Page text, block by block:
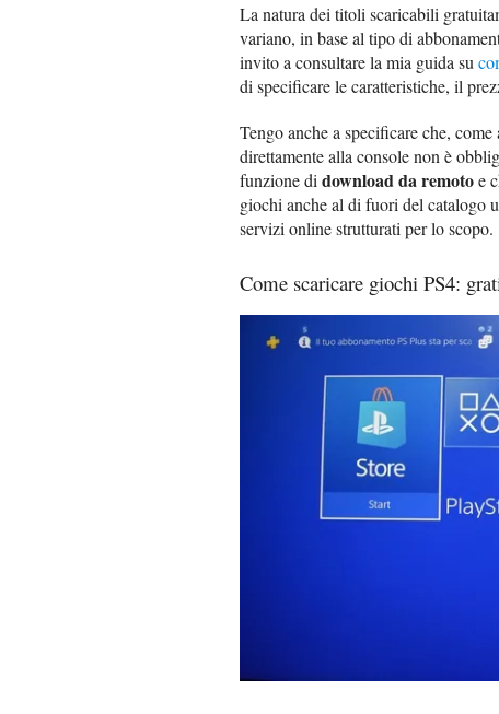
La natura dei titoli scaricabili
variano, in base al tipo di
invito a consultare la mia guida su
di specificare le caratteristiche, il
Tengo anche a specificare che,
direttamente alla console non è
funzione di download da remotoe
giochi anche al di fuori del catalogo
servizi online strutturati per lo scopo.
Come scaricare giochi PS4: